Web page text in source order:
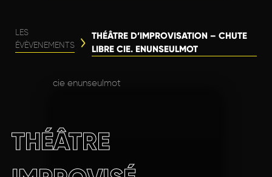
LES
ÉVÈVENEMENTS
THÉÂTRE D’IMPROVISATION – CHUTE
LIBRE CIE. ENUNSEULMOT
cie enunseulmot
THÉÂTRE